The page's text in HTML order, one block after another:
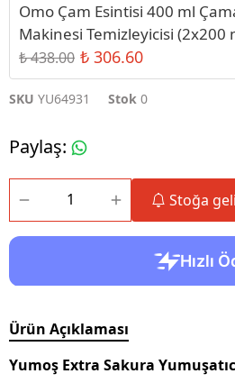
Omo Çam Esintisi 400 ml
Makinesi Temizleyicisi (2x200
₺ 438.00 ₺ 306.60
SKU YU64931 Stok 0
Paylaş:
Stoğa
Ürün Açıklaması
Yumoş Extra Sakura